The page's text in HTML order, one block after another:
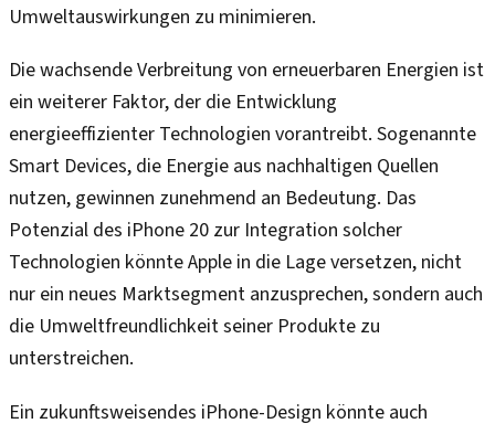
Umweltauswirkungen zu minimieren.
Die wachsende Verbreitung von erneuerbaren Energien ist
ein weiterer Faktor, der die Entwicklung
energieeffizienter Technologien vorantreibt. Sogenannte
Smart Devices, die Energie aus nachhaltigen Quellen
nutzen, gewinnen zunehmend an Bedeutung. Das
Potenzial des iPhone 20 zur Integration solcher
Technologien könnte Apple in die Lage versetzen, nicht
nur ein neues Marktsegment anzusprechen, sondern auch
die Umweltfreundlichkeit seiner Produkte zu
unterstreichen.
Ein zukunftsweisendes iPhone-Design könnte auch